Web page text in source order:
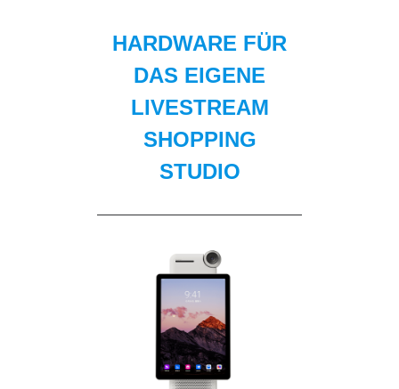
HARDWARE FÜR
DAS EIGENE
LIVESTREAM
SHOPPING
STUDIO